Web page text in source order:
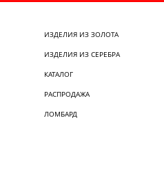
ИЗДЕЛИЯ ИЗ ЗОЛОТА
ИЗДЕЛИЯ ИЗ СЕРЕБРА
КАТАЛОГ
РАСПРОДАЖА
ЛОМБАРД